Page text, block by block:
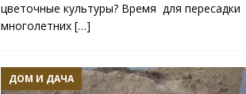
цветочные культуры? Время для пересадки
многолетних […]
ДОМ И ДАЧА